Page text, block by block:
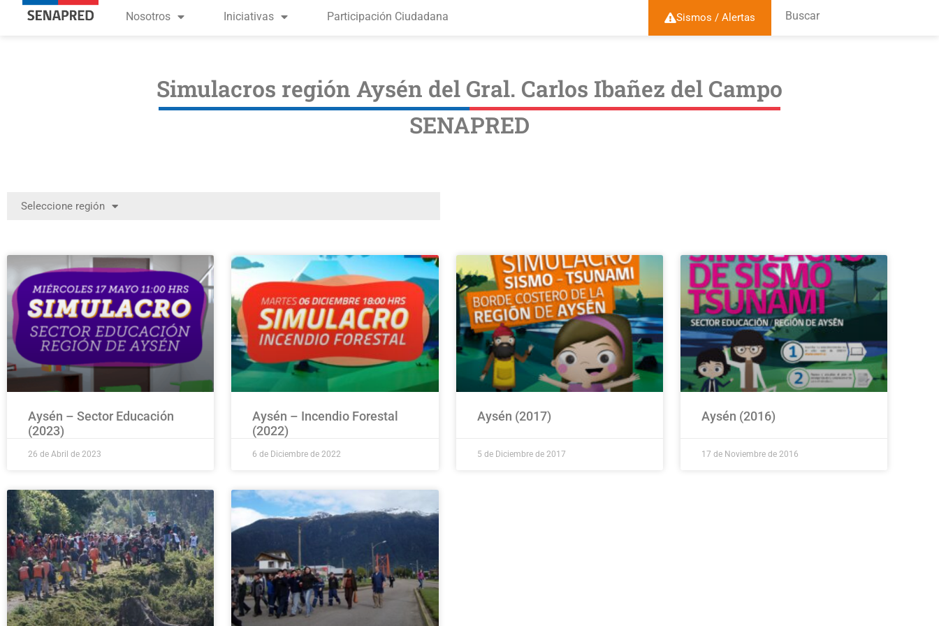
Nosotros Iniciativas Participación Ciudadana Sismos / Alertas Buscar
Simulacros región Aysén del Gral. Carlos Ibañez del Campo
SENAPRED
Seleccione región
Aysén – Sector Educación
(2023)
26 de Abril de 2023
Aysén – Incendio Forestal
(2022)
6 de Diciembre de 2022
Aysén (2017)
5 de Diciembre de 2017
Aysén (2016)
17 de Noviembre de 2016